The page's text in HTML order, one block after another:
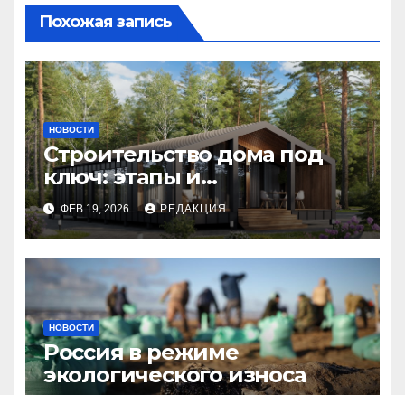
Похожая запись
НОВОСТИ
Строительство дома под
ключ: этапы и
планирование бюджета
ФЕВ 19, 2026 РЕДАКЦИЯ
НОВОСТИ
Россия в режиме
экологического износа